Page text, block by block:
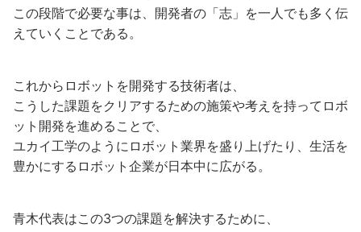
この段階で必要な事は、開発者の「志」を一人でも多く伝
えていくことである。
これからロボットを開発する技術者は、
こうした課題をクリアするための施策や考えを持ってロボ
ット開発を進めることで、
ユカイ工学のようにロボット業界を盛り上げたり、生活を
豊かにするロボット企業が日本中に広がる。
青木代表はこの3つの課題を解決するために、